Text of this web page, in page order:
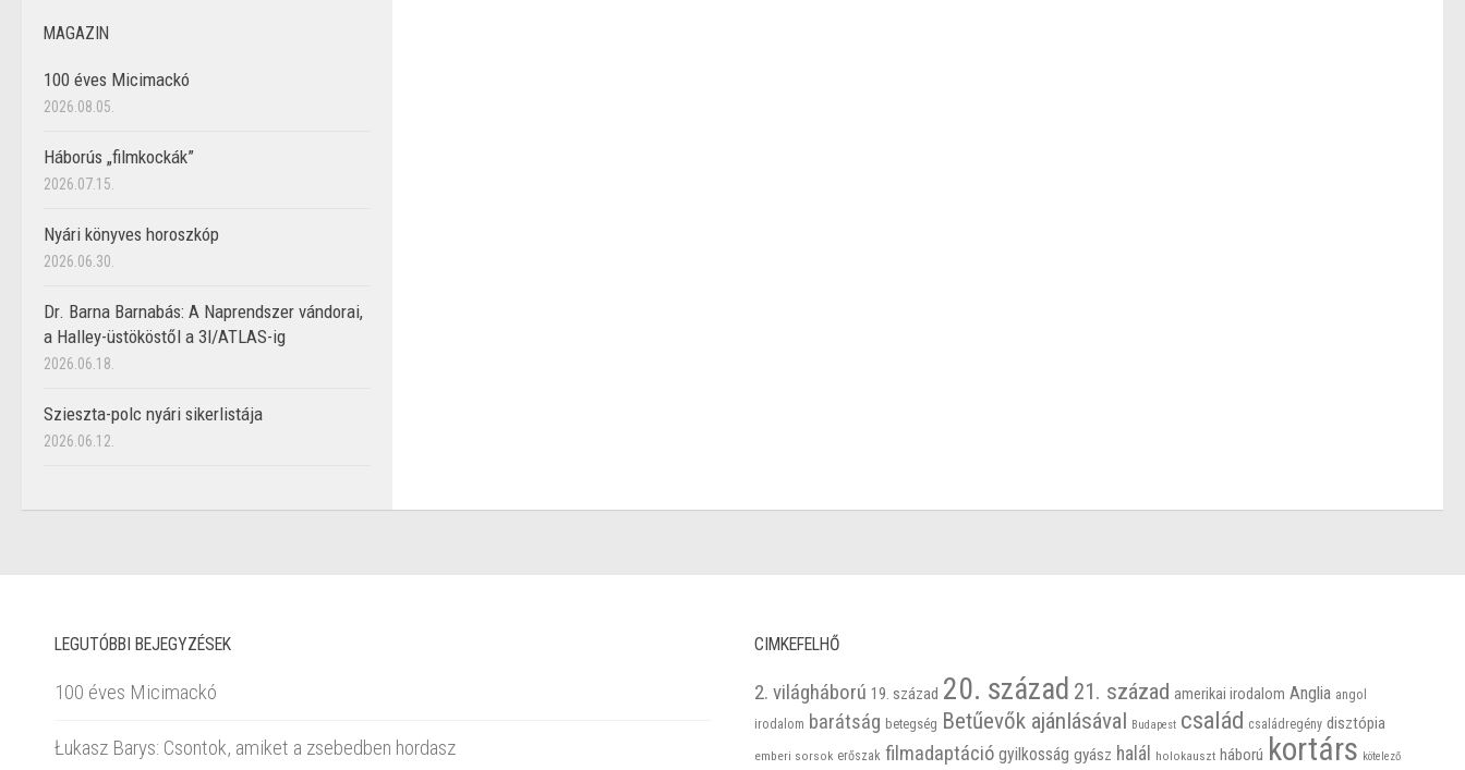
MAGAZIN
100 éves Micimackó
2026.08.05.
Háborús „filmkockák”
2026.07.15.
Nyári könyves horoszkóp
2026.06.30.
Dr. Barna Barnabás: A Naprendszer vándorai,
a Halley-üstököstől a 3I/ATLAS-ig
2026.06.18.
Szieszta-polc nyári sikerlistája
2026.06.12.
LEGUTÓBBI BEJEGYZÉSEK
100 éves Micimackó
Łukasz Barys: Csontok, amiket a zsebedben hordasz
CIMKEFELHŐ
2. világháború 19. század 20. század 21. század amerikai irodalom Anglia angol
irodalom barátság betegség Betűevők ajánlásával Budapest család családregény disztópia
emberi sorsok erőszak filmadaptáció gyilkosság gyász halál holokauszt háború kortárs kötelező